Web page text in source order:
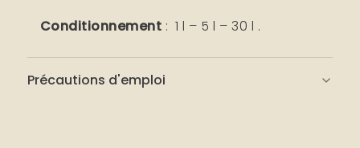
Conditionnement : 1 l – 5 l – 30 l .
Précautions d'emploi